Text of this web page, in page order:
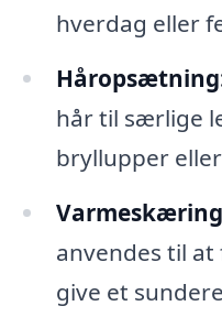
hverdag eller
hår til særlige
bryllupper
anvendes til
give et